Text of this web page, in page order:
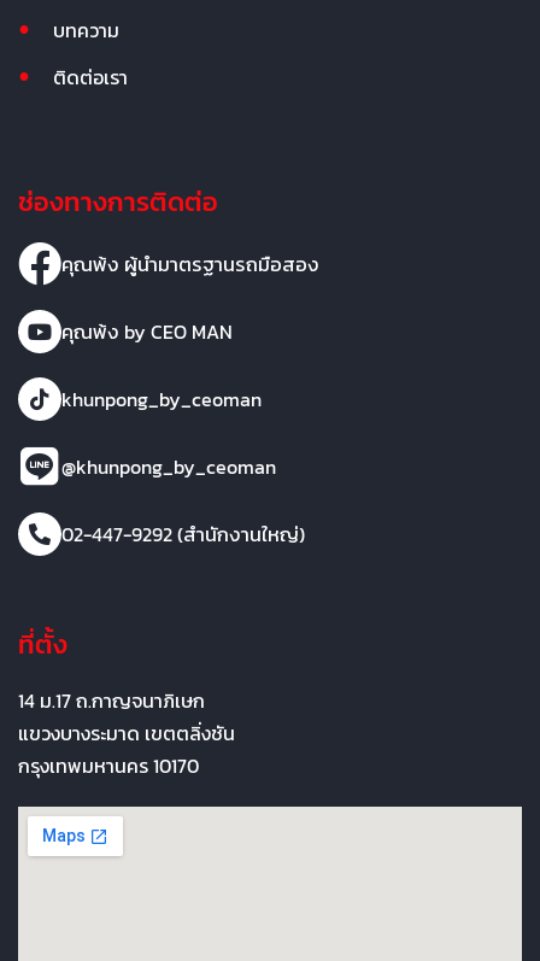
บทความ
ติดต่อเรา
ช่องทางการติดต่อ
คุณพ้ง ผู้นำมาตรฐานรถมือสอง
คุณพ้ง by CEO MAN
khunpong_by_ceoman
@khunpong_by_ceoman
02-447-9292 (สำนักงานใหญ่)
ที่ตั้ง
14 ม.17 ถ.กาญจนาภิเษก
แขวงบางระมาด เขตตลิ่งชัน
กรุงเทพมหานคร 10170